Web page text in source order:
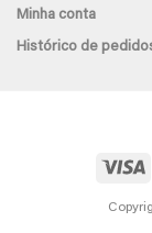
Minha conta
Histórico de